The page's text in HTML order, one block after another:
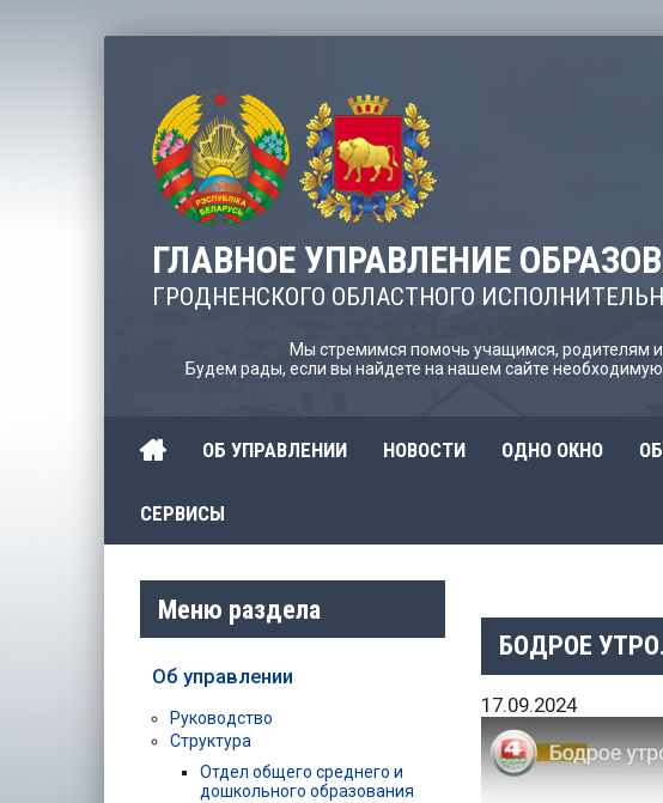
ГЛАВНОЕ УПРАВЛЕНИЕ
ГРОДНЕНСКОГО ОБЛАСТНОГО
Мы стремимся помочь учащимся, родителям
Будем рады, если вы найдете на нашем сайте
ОБ УПРАВЛЕНИИ НОВОСТИ ОДНО ОКНО
СЕРВИСЫ
БОДРОЕ
17.09.2024
Меню раздела
Об управлении
Руководство
Структура
Отдел общего среднего и
дошкольного образования